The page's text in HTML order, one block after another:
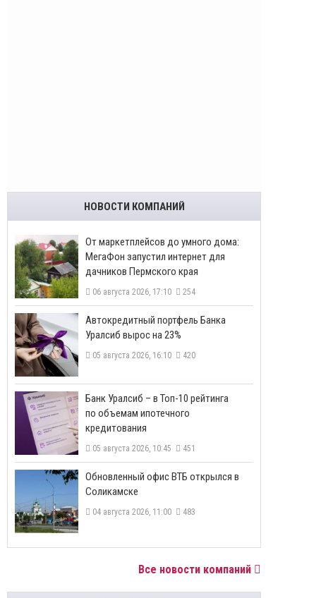
НОВОСТИ КОМПАНИЙ
От маркетплейсов до умного дома:
МегаФон запустил интернет для
дачников Пермского края
06 августа 2026, 17:10 254
​Автокредитный портфель Банка
Уралсиб вырос на 23%
05 августа 2026, 16:10 420
​Банк Уралсиб – в Топ-10 рейтинга
по объемам ипотечного
кредитования
05 августа 2026, 10:45 451
​Обновленный офис ВТБ открылся в
Соликамске
04 августа 2026, 11:00 483
Все новости компаний